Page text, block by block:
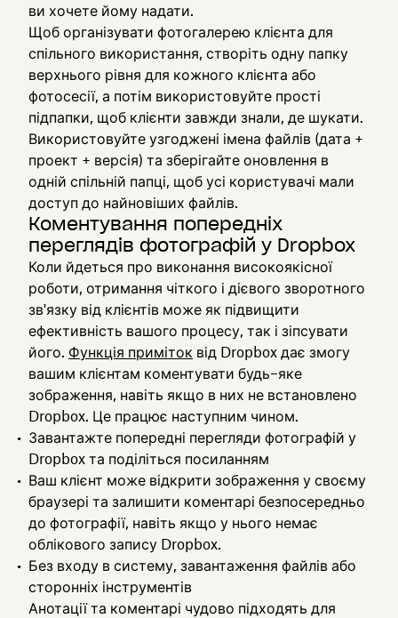
ви хочете йому надати.
Щоб організувати фотогалерею клієнта для
спільного використання, створіть одну папку
верхнього рівня для кожного клієнта або
фотосесії, а потім використовуйте прості
підпапки, щоб клієнти завжди знали, де шукати.
Використовуйте узгоджені імена файлів (дата +
проект + версія) та зберігайте оновлення в
одній спільній папці, щоб усі користувачі мали
доступ до найновіших файлів.
Коментування попередніх
переглядів фотографій у Dropbox
Коли йдеться про виконання високоякісної
роботи, отримання чіткого і дієвого зворотного
зв'язку від клієнтів може як підвищити
ефективність вашого процесу, так і зіпсувати
його. Функція приміток від Dropbox дає змогу
вашим клієнтам коментувати будь–яке
зображення, навіть якщо в них не встановлено
Dropbox. Це працює наступним чином.
Завантажте попередні перегляди фотографій у
Dropbox та поділіться посиланням
Ваш клієнт може відкрити зображення у своєму
браузері та залишити коментарі безпосередньо
до фотографії, навіть якщо у нього немає
облікового запису Dropbox.
Без входу в систему, завантаження файлів або
сторонніх інструментів
Анотації та коментарі чудово підходять для